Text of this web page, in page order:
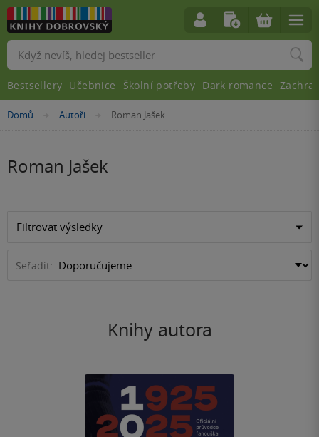
Nacházíte
Domů »Autoři »
Roman Jašek
Roman Jašek
Filtrovat výsledky
Seřadit:
Knihy autora
Vyhledávání
Bestsellery Učebnice Školní potřeby Dark romance